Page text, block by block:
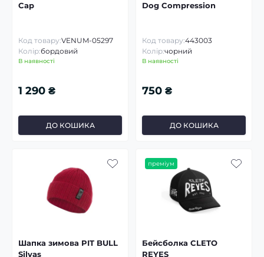
Cap
Код товару:VENUM-05297
Колір:бордовий
В наявності
1 290 ₴
ДО КОШИКА
Dog Compression
Код товару:443003
Колір:чорний
В наявності
750 ₴
ДО КОШИКА
Шапка зимова PIT BULL
Silvas
преміум
Бейсболка CLETO
REYES